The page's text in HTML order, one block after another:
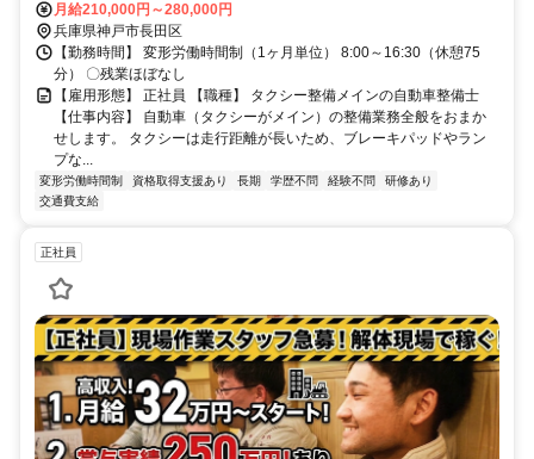
戸市営地下鉄西神・山手線「長田駅」から徒歩約10分 ・JR神戸線
「兵庫駅」から徒歩約12分 ・各線「新長田駅」から徒歩約14分 ・JR
神戸線「神戸駅」、各線「板宿駅」から車で約10分程度 〇車通勤
OK！（無料駐車場あり）
月給210,000円～280,000円
兵庫県神戸市長田区
【勤務時間】 変形労働時間制（1ヶ月単位） 8:00～16:30（休憩75
分） 〇残業ほぼなし
【雇用形態】 正社員 【職種】 タクシー整備メインの自動車整備士
【仕事内容】 自動車（タクシーがメイン）の整備業務全般をおまか
せします。 タクシーは走行距離が長いため、ブレーキパッドやラン
プな...
変形労働時間制 資格取得支援あり 長期 学歴不問 経験不問
研修あり
交通費支給
正社員